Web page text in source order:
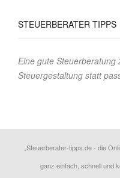
STEUERBERATER TIPPS
Eine gute Steuerberatung
Steuergestaltung statt
„Steuerberater-tipps.de - die
ganz einfach, schnell und